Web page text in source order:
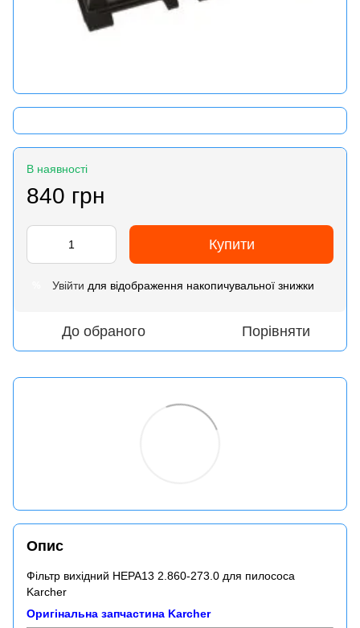
В наявності
840 грн
Купити
Увійти для відображення накопичувальної знижки
До обраного Порівняти
Опис
Фільтр вихідний HEPA13 2.860-273.0 для пилососа
Karcher
Оригінальна запчастина Karcher